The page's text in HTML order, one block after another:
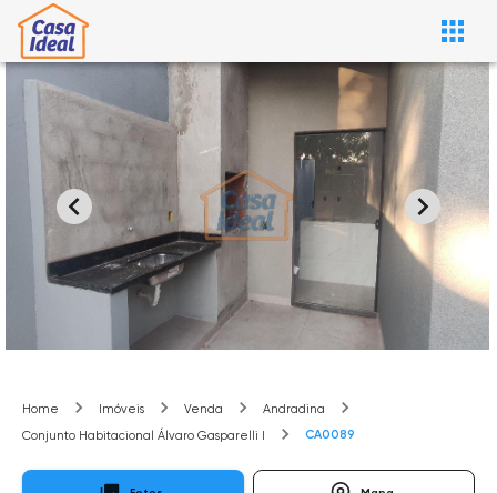
Home Imóveis Venda
Andradina
Conjunto Habitacional Álvaro Gasparelli I
CA0089